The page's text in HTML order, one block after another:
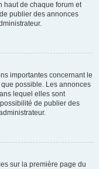
haut de chaque forum et
publier des annonces
importantes concernant le
possible. Les annonces
lequel elles sont
de publier des
sur la première page du